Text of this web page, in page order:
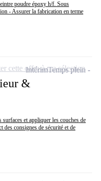
poudre époxy h/f. Sous
- Assurer la fabrication en terme
&
et appliquer les couches de
des consignes de sécurité et de
IntérimTemps plein
cette offre à ma sélection